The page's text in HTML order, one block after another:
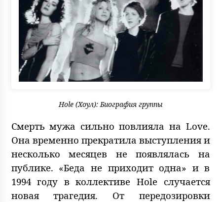
Hole (Хоул): Биография группы
Смерть мужа сильно повлияла на Love.
Она временно прекратила выступления и
несколько месяцев не появлялась на
публике. «Беда не приходит одна» и в
1994 году в коллективе Hole случается
новая трагедия. От передозировки